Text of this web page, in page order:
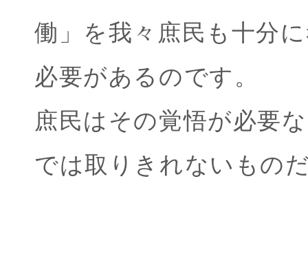
働」を我々庶民も十分
必要があるのです。
庶民はその覚悟が必要
では取りきれないもの